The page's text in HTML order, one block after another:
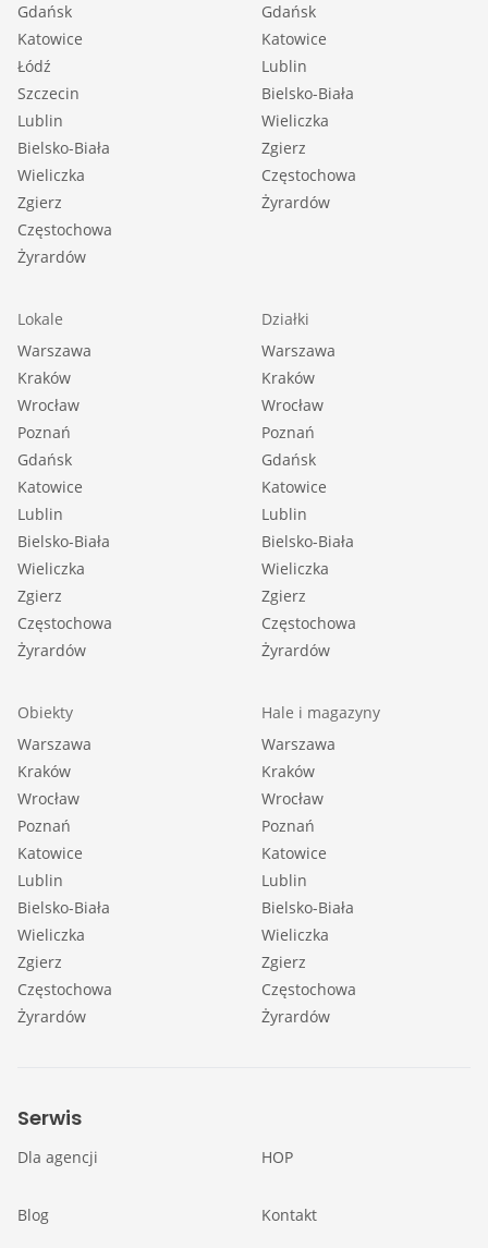
Gdańsk
Katowice
Łódź
Szczecin
Lublin
Bielsko-Biała
Wieliczka
Zgierz
Częstochowa
Żyrardów
Gdańsk
Katowice
Lublin
Bielsko-Biała
Wieliczka
Zgierz
Częstochowa
Żyrardów
Lokale
Warszawa
Kraków
Wrocław
Poznań
Gdańsk
Katowice
Lublin
Bielsko-Biała
Wieliczka
Zgierz
Częstochowa
Żyrardów
Działki
Warszawa
Kraków
Wrocław
Poznań
Gdańsk
Katowice
Lublin
Bielsko-Biała
Wieliczka
Zgierz
Częstochowa
Żyrardów
Obiekty
Warszawa
Kraków
Wrocław
Poznań
Katowice
Lublin
Bielsko-Biała
Wieliczka
Zgierz
Częstochowa
Żyrardów
Hale i magazyny
Warszawa
Kraków
Wrocław
Poznań
Katowice
Lublin
Bielsko-Biała
Wieliczka
Zgierz
Częstochowa
Żyrardów
Serwis
Dla agencji HOP
Blog Kontakt